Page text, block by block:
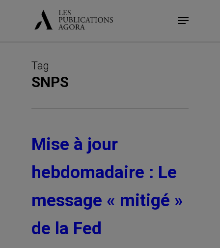
Menu
Tag
SNPS
Mise à jour
hebdomadaire : Le
message « mitigé »
de la Fed